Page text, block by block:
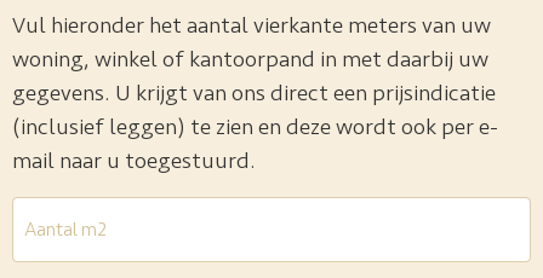
Vul hieronder het aantal vierkante meters van uw
woning, winkel of kantoorpand in met daarbij uw
gegevens. U krijgt van ons direct een prijsindicatie
(inclusief leggen) te zien en deze wordt ook per e-
mail naar u toegestuurd.
Aantal
m2 *